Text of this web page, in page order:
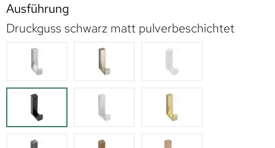
Ausführung
Druckguss schwarz matt pulverbeschichtet